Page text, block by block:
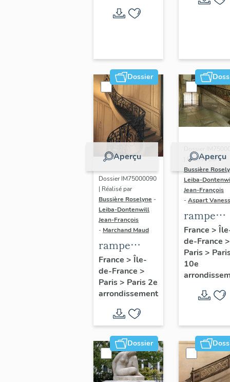
cochère
Dossier
Aperçu
Dossier IM75000090
| Réalisé par
Bussière Roselyne -
Leiba-Dontenwill
Jean-François
- Marchand Maud
rampe
d'appui,
escalier de
la maison à
cochère
dite maison
Belon-
Vatard (non
étudié)
France > Île-
de-France >
Paris> Paris 2e
arrondissement
Aperçu
| Réalisé par
Bussière
Leiba-
Jean-François
-Aspart
rampe
d'appui,
escalier
couvent
Récollets
(non
France >
de-France >
Paris>
10e
Dossier